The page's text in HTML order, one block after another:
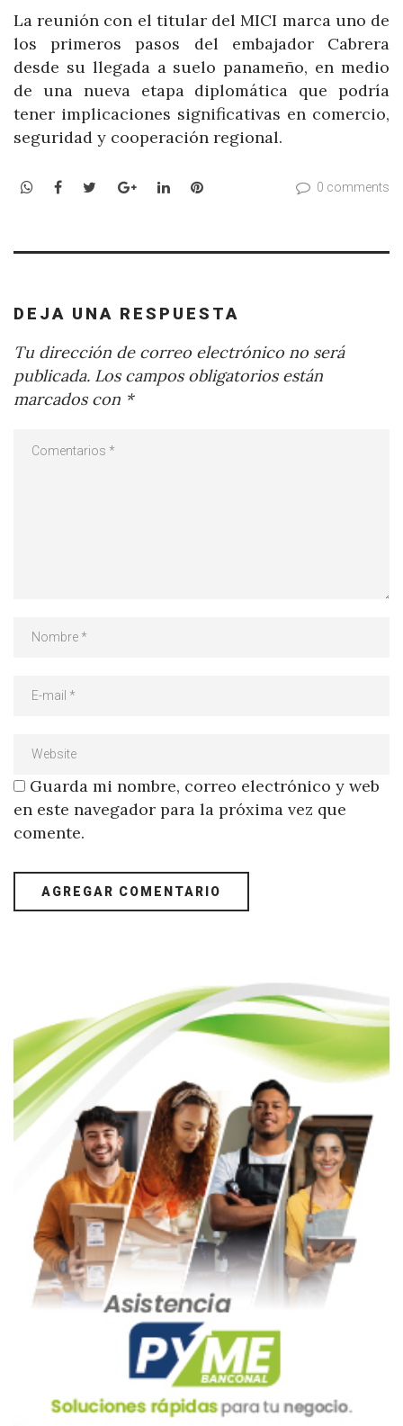
La reunión con el titular del MICI marca uno de
los primeros pasos del embajador Cabrera
desde su llegada a suelo panameño, en medio
de una nueva etapa diplomática que podría
tener implicaciones significativas en comercio,
seguridad y cooperación regional.
WhatsApp
Facebook
TwitterGoogle+LinkedInPinterest 0 comments
DEJA UNA RESPUESTA
Tu dirección de correo electrónico no será
publicada. Los campos obligatorios están
marcados con *
Guarda mi nombre, correo electrónico y web
en este navegador para la próxima vez que
comente.